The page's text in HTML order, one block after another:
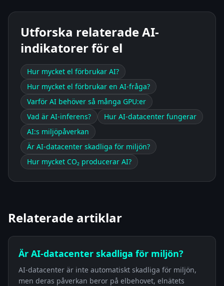
Utforska relaterade AI-
indikatorer för el
Hur mycket el förbrukar AI?
Hur mycket el förbrukar en AI-fråga?
Varför AI behöver så många GPU:er
Vad är AI-inferens?
Hur AI-datacenter fungerar
AI:s miljöpåverkan
Är AI-datacenter skadliga för miljön?
Hur mycket CO₂ producerar AI?
Relaterade artiklar
Är AI-datacenter skadliga för miljön?
AI-datacenter är inte automatiskt skadliga för miljön,
men deras påverkan beror på elbehovet, elnätets